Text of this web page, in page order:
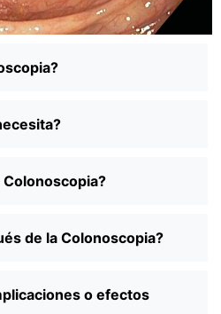
de la Colonoscopia?
o efectos